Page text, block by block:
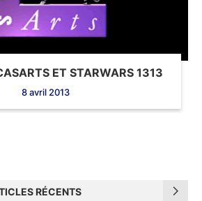
ET STARWARS 1313
8 avril 2013
RÉCENTS